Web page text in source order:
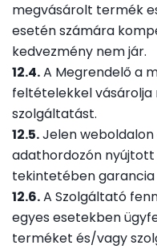
megvásárolt termék
esetén számára
kedvezmény nem jár.
12.4.A Megrendelő a
feltételekkel
szolgáltatást.
12.5.Jelen
adathordozón
tekintetében garancia
12.6.A Szolgáltató
egyes esetekben
terméket és/vagy